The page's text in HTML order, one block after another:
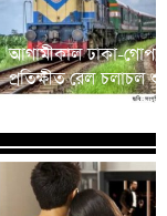
আগামীকাল ঢাকা-
প্রতিক্ষীত রেল চলাচল